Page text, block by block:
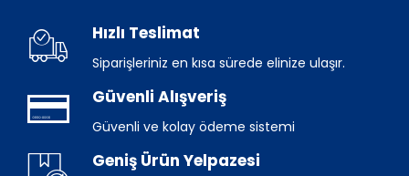
Hızlı Teslimat
Siparişleriniz en kısa sürede elinize ulaşır.
Güvenli Alışveriş
Güvenli ve kolay ödeme sistemi
Geniş Ürün Yelpazesi